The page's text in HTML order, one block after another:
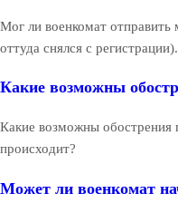
Мог ли военкомат отправить
оттуда снялся с регистрации).
Какие возможны
Какие возможны обострения
происходит?
Может ли военкомат